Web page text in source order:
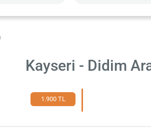
Kayseri - Didim
1.900 TL